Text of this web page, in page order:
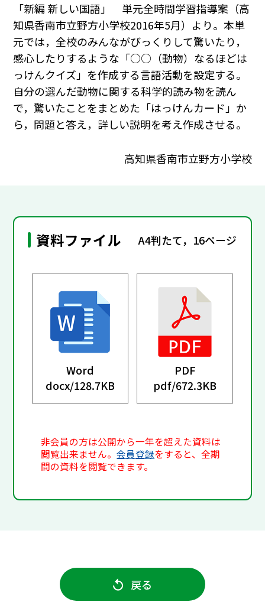
「新編 新しい国語」 単元全時間学習指導案（高
知県香南市立野方小学校2016年5月）より。本単
元では，全校のみんながびっくりして驚いたり，
感心したりするような「○○（動物）なるほどは
っけんクイズ」を作成する言語活動を設定する。
自分の選んだ動物に関する科学的読み物を読ん
で，驚いたことをまとめた「はっけんカード」か
ら，問題と答え，詳しい説明を考え作成させる。
高知県香南市立野方小学校
資料ファイル A4判たて，16ページ
Word
docx/128.7KB
PDF
pdf/672.3KB
非会員の方は公開から一年を超えた資料は
閲覧出来ません。会員登録をすると、全期
間の資料を閲覧できます。
戻る